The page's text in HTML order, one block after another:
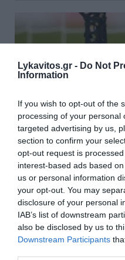
Lykavitos.gr - Do Not
Information
If you wish to opt-out of the
processing of your personal
targeted advertising by us,
section to confirm your
opt-out request is
interest-based ads based
us or personal information
your opt-out. You may
disclosure of your personal
IAB’s list of downstream
also be disclosed by us to
Downstream Participants
Οι αθλητικές
ημέρας (29-07-
Το φιλικό παιχνίδι της